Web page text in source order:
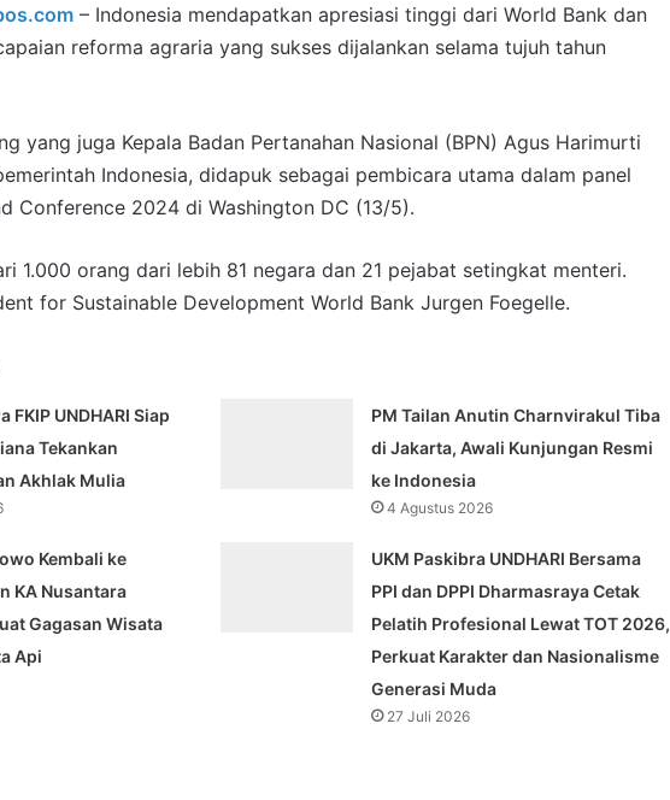
– Indonesia mendapatkan apresiasi tinggi dari World Bank dan
reforma agraria yang sukses dijalankan selama tujuh tahun
yang juga Kepala Badan Pertanahan Nasional (BPN) Agus Harimurti
Indonesia, didapuk sebagai pembicara utama dalam panel
Conference 2024 di Washington DC (13/5).
1.000 orang dari lebih 81 negara dan 21 pejabat setingkat menteri.
for Sustainable Development World Bank Jurgen Foegelle.
FKIP UNDHARI Siap
Tekankan
Akhlak Mulia
PM Tailan Anutin Charnvirakul Tiba
di Jakarta, Awali Kunjungan Resmi
ke Indonesia
4 Agustus 2026
Kembali ke
KA Nusantara
Gagasan Wisata
Api
UKM Paskibra UNDHARI Bersama
PPI dan DPPI Dharmasraya Cetak
Pelatih Profesional Lewat TOT 2026,
Perkuat Karakter dan Nasionalisme
Generasi Muda
27 Juli 2026